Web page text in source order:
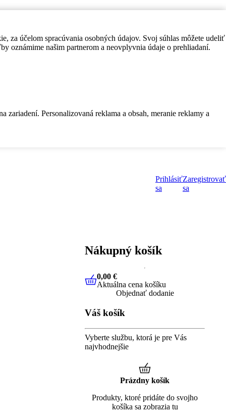
za účelom spracúvania osobných údajov. Svoj súhlas môžete udeliť
oznámime našim partnerom a neovplyvnia údaje o prehliadaní.
Personalizovaná reklama a obsah, meranie reklamy a
Prihlásiť
sa
Zaregistrovať
sa
Nákupný košík
0,00 €Aktuálna cena košíku
0,00 €
Aktuálna cena košíku
Objednať dodanie
Váš košík
Vyberte službu, ktorá je pre Vás
najvhodnejšie
Prázdny košík
Produkty, ktoré pridáte do svojho
košíka sa zobrazia tu